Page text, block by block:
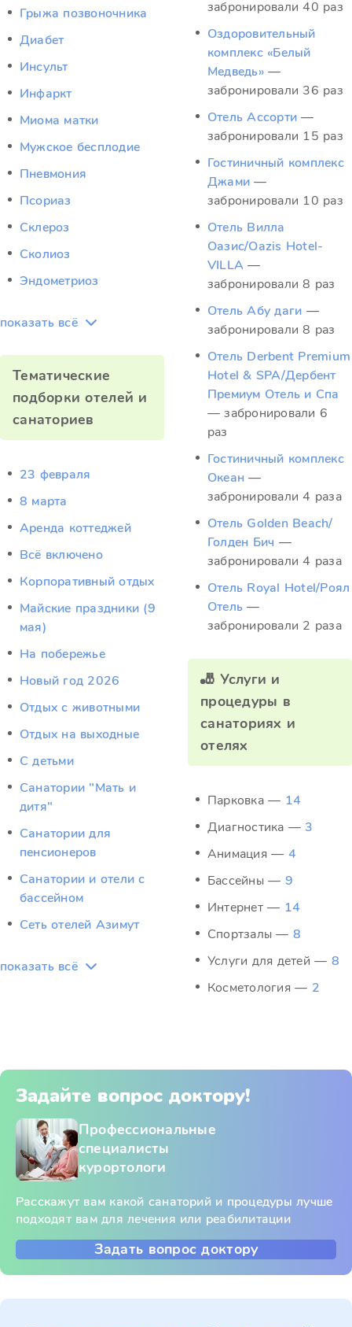
Грыжа позвоночника
Диабет
Инсульт
Инфаркт
Миома матки
Мужское бесплодие
Пневмония
Псориаз
Склероз
Сколиоз
Эндометриоз
показать всё
Тематические
подборки отелей и
санаториев
23 февраля
8 марта
Аренда коттеджей
Всё включено
Корпоративный отдых
Майские праздники (9
мая)
На побережье
Новый год 2026
Отдых c животными
Отдых на выходные
С детьми
Санатории "Мать и
дитя"
Санатории для
пенсионеров
Санатории и отели с
бассейном
Сеть отелей Азимут
показать всё
забронировали 40 раз
Оздоровительный
комплекс «Белый
Медведь» —
забронировали 36 раз
Отель Ассорти —
забронировали 15 раз
Гостиничный комплекс
Джами —
забронировали 10 раз
Отель Вилла
Оазис/Oazis Hotel-
VILLA —
забронировали 8 раз
Отель Абу даги —
забронировали 8 раз
Отель Derbent Premium
Hotel & SPA/Дербент
Премиум Отель и Спа
— забронировали 6
раз
Гостиничный комплекс
Океан —
забронировали 4 раза
Отель Golden Beach/
Голден Бич —
забронировали 4 раза
Отель Royal Hotel/Роял
Отель —
забронировали 2 раза
🎳 Услуги и
процедуры в
санаториях и
отелях
Парковка — 14
Диагностика — 3
Анимация — 4
Бассейны — 9
Интернет — 14
Спортзалы — 8
Услуги для детей — 8
Косметология — 2
Задайте вопрос доктору!
Профессиональные
специалисты
курортологи
Расскажут вам какой санаторий и процедуры лучше
подходят вам для лечения или реабилитации
Задать вопрос доктору